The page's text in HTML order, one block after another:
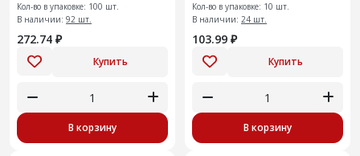
Кол-во в упаковке: 100 шт.
В наличии: 92 шт.
272.74 ₽
Купить
В корзину
Кол-во в упаковке: 10 шт.
В наличии: 24 шт.
103.99 ₽
Купить
В корзину